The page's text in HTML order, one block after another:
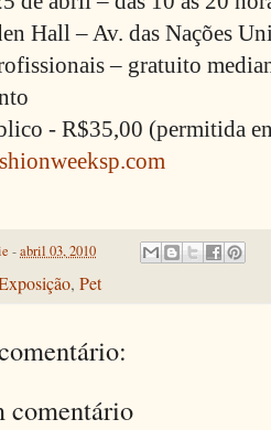
Hall – Av. das Nações
– gratuito
R$35,00 (permitida
-abril 03, 2010
, Pet
comentário